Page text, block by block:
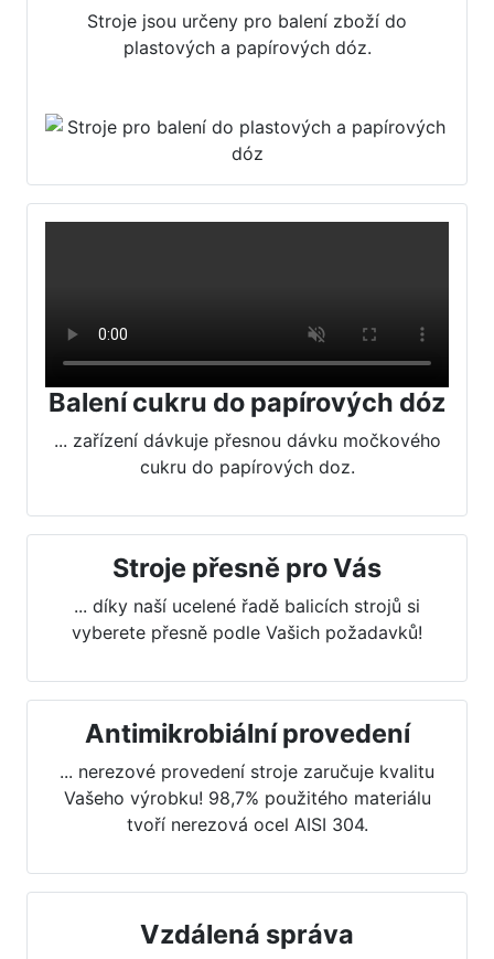
Stroje jsou určeny pro balení zboží do
plastových a papírových dóz.
Balení cukru do papírových dóz
... zařízení dávkuje přesnou dávku močkového
cukru do papírových doz.
Stroje přesně pro Vás
... díky naší ucelené řadě balicích strojů si
vyberete přesně podle Vašich požadavků!
Antimikrobiální provedení
... nerezové provedení stroje zaručuje kvalitu
Vašeho výrobku! 98,7% použitého materiálu
tvoří nerezová ocel AISI 304.
Vzdálená správa